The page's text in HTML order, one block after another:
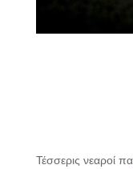
Τέσσερις νεαροί